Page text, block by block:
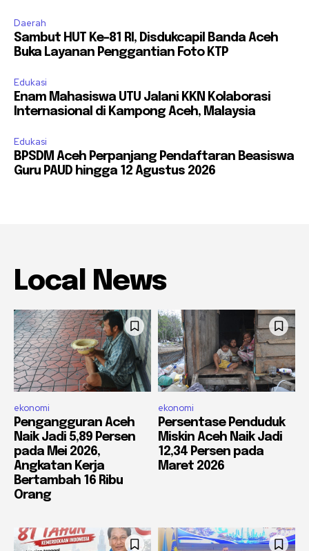
Daerah
Sambut HUT Ke-81 RI, Disdukcapil Banda Aceh
Buka Layanan Penggantian Foto KTP
Edukasi
Enam Mahasiswa UTU Jalani KKN Kolaborasi
Internasional di Kampong Aceh, Malaysia
Edukasi
BPSDM Aceh Perpanjang Pendaftaran Beasiswa
Guru PAUD hingga 12 Agustus 2026
Local News
ekonomi
Pengangguran Aceh
Naik Jadi 5,89 Persen
pada Mei 2026,
Angkatan Kerja
Bertambah 16 Ribu
Orang
ekonomi
Persentase Penduduk
Miskin Aceh Naik Jadi
12,34 Persen pada
Maret 2026